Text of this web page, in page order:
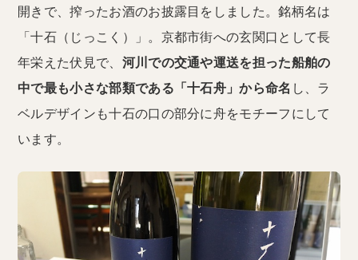
開きで、搾ったお酒のお披露目をしました。銘柄名は
「十石（じっこく）」。京都市街への玄関口として長
年栄えた伏見で、 河川での交通や運送を担った船舶の
中で最も小さな部類である「十石舟」から命名 し、ラ
ベルデザインも十石の口の部分に舟をモチーフにして
います。